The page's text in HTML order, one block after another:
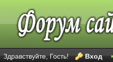
Здравствуйте, Гость! Вход